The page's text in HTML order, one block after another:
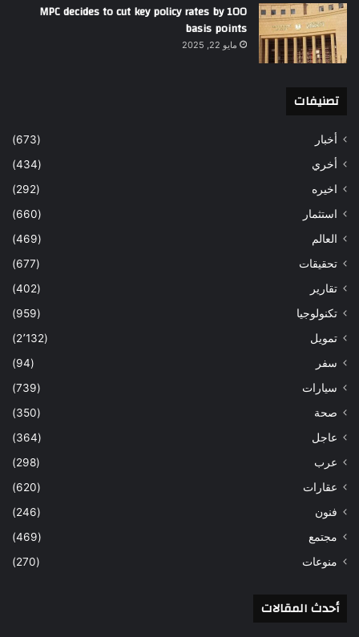
MPC decides to cut key policy rates by 100
basis points
مايو 22, 2025
تصنيفات
أخبار
(673)
أخري
(434)
اخيره
(292)
استثمار
(660)
العالم
(469)
تحقيقات
(677)
تقارير
(402)
تكنولوجيا
(959)
تمويل
(2٬132)
سفر
(94)
سيارات
(739)
صحة
(350)
عاجل
(364)
عرب
(298)
عقارات
(620)
فنون
(246)
مجتمع
(469)
منوعات
(270)
أحدث المقالات